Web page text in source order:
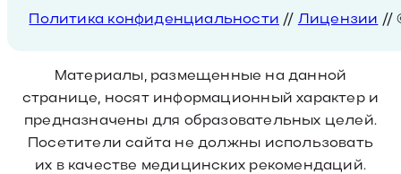
Политика конфиденциальности // Лицензии //
Материалы, размещенные на данной
странице, носят информационный характер и
предназначены для образовательных целей.
Посетители сайта не должны использовать
их в качестве медицинских рекомендаций.